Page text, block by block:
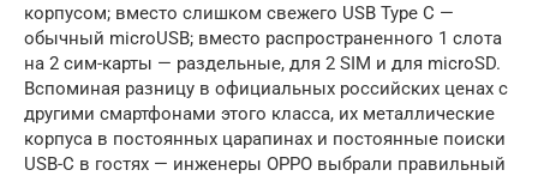
корпусом; вместо слишком свежего USB Type C —
обычный microUSB; вместо распространенного 1 слота
на 2 сим-карты — раздельные, для 2 SIM и для microSD.
Вспоминая разницу в официальных российских ценах с
другими смартфонами этого класса, их металлические
корпуса в постоянных царапинах и постоянные поиски
USB-C в гостях — инженеры OPPO выбрали правильный